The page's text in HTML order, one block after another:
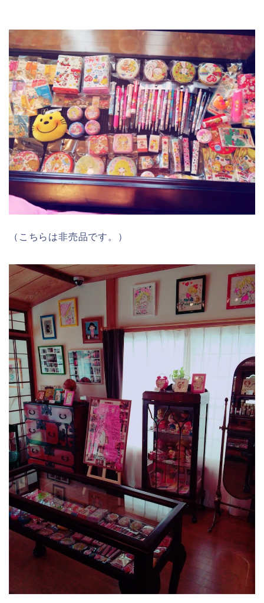
（こちらは非売品です。）